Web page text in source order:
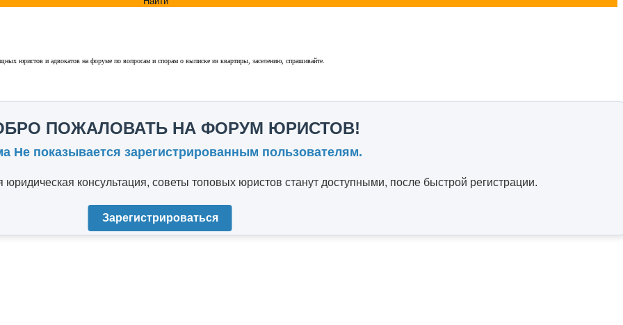
юристов и адвокатов на форуме по вопросам и спорам о выписке из квартиры, заселению, спрашивайте.
ПОЖАЛОВАТЬ НА ФОРУМ ЮРИСТОВ!
Не показывается зарегистрированным пользователям.
консультация, советы топовых юристов станут доступными, после быстрой регистрации.
Зарегистрироваться